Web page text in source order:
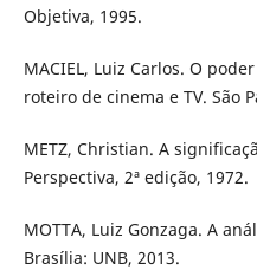
Objetiva, 1995.
MACIEL, Luiz Carlos. O
roteiro de cinema e TV. São
METZ, Christian. A
Perspectiva, 2ª edição, 1972.
MOTTA, Luiz Gonzaga. A
Brasília: UNB, 2013.